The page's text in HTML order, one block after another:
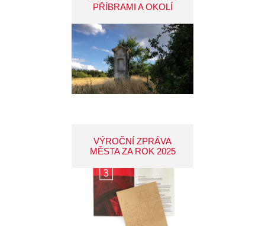
PŘÍBRAMI A OKOLÍ
VÝROČNÍ ZPRÁVA
MĚSTA ZA ROK 2025